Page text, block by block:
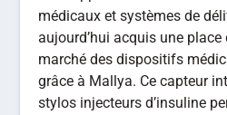
médicaux et systèmes de
aujourd’hui acquis une place
marché des dispositifs
grâce à Mallya. Ce capteur
stylos injecteurs d’insuline